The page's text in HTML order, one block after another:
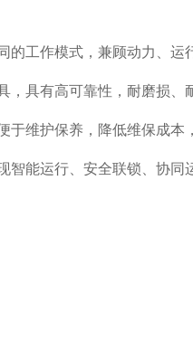
的工作模式，兼顾动力、运
，具有高可靠性，耐磨损、
于维护保养，降低维保成本
智能运行、安全联锁、协同